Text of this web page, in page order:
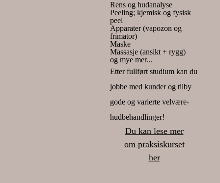
Rens og hudanalyse
Peeling; kjemisk og fysisk
peel
Apparater (vapozon og
frimator)
Maske
Massasje (ansikt + rygg)
og mye mer...
Etter fullført studium kan du
jobbe med kunder og tilby
gode og varierte velvære-
hudbehandlinger!
Du kan lese mer
om praksiskurset
her